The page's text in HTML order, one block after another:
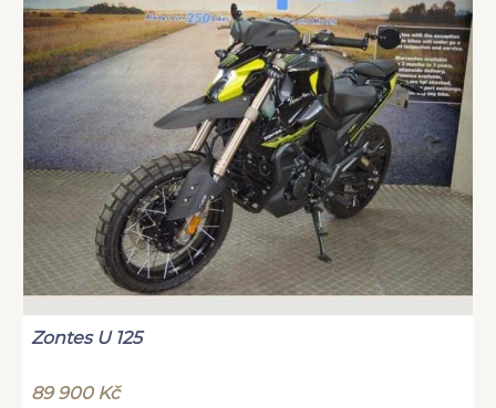
Zontes U 125
89 900 Kč